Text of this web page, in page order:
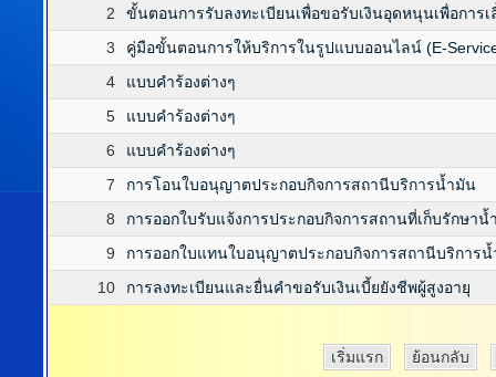
2
ขั้นตอนการรับลงทะเบียนเพื่อขอรับเงินอุดหนุนเพื่อการเ
3
คู่มือขั้นตอนการให้บริการในรูปแบบออนไลน์ (E-
4
แบบคำร้องต่างๆ
5
แบบคำร้องต่างๆ
6
แบบคำร้องต่างๆ
7
การโอนใบอนุญาตประกอบกิจการสถานีบริการน้ำมัน
8
การออกใบรับแจ้งการประกอบกิจการสถานที่เก็บรักษา
9
การออกใบแทนใบอนุญาตประกอบกิจการสถานีบริการ
10
การลงทะเบียนและยื่นคำขอรับเงินเบี้ยยังชีพผู้สูงอายุ
เริ่มแรก ย้อนกลับ